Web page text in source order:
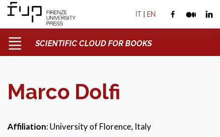
IT | EN
SCIENTIFIC CLOUD FOR BOOKS
Marco Dolfi
Affiliation: University of Florence, Italy